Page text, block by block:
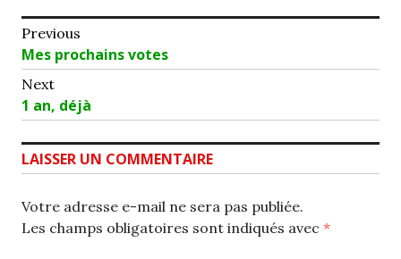
Navigation
de
l’article
Previous
Previous
post:
Mes prochains votes
Next
Next
post:
1 an, déjà
LAISSER UN COMMENTAIRE
Votre adresse e-mail ne sera pas publiée.
Les champs obligatoires sont indiqués avec *